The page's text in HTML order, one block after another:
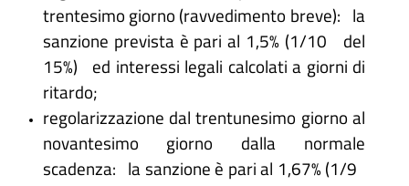
trentesimo giorno (ravvedimento breve): la
sanzione prevista è pari al 1,5% (1/10 del
15%) ed interessi legali calcolati a giorni di
ritardo;
regolarizzazione dal trentunesimo giorno al
novantesimo giorno dalla normale
scadenza: la sanzione è pari al 1,67% (1/9